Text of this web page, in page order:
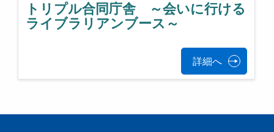
トリプル合同庁舎 ～会いに行ける
ライブラリアンブース～
詳細へ